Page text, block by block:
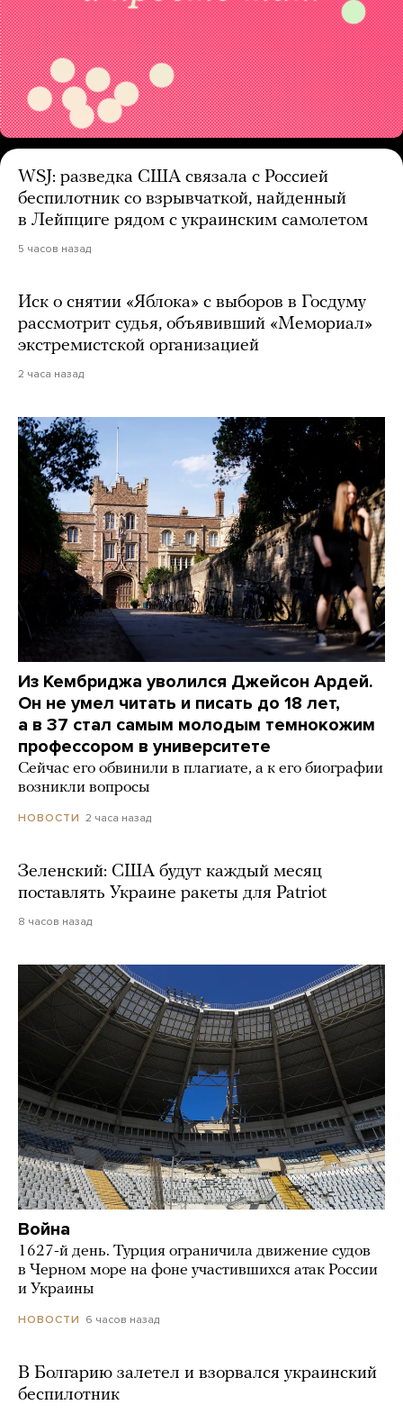
WSJ: разведка США связала с Россией
беспилотник со взрывчаткой, найденный
в Лейпциге рядом с украинским самолетом
5 часов назад
Иск о снятии «Яблока» с выборов в Госдуму
рассмотрит судья, объявивший «Мемориал»
экстремистской организацией
2 часа назад
Из Кембриджа уволился Джейсон Ардей.
Он не умел читать и писать до 18 лет,
а в 37 стал самым молодым темнокожим
профессором в университете
Сейчас его обвинили в плагиате, а к его биографии
возникли вопросы
НОВОСТИ 2 часа назад
Зеленский: США будут каждый месяц
поставлять Украине ракеты для Patriot
8 часов назад
Война
1627-й день. Турция ограничила движение судов
в Черном море на фоне участившихся атак России
и Украины
НОВОСТИ 6 часов назад
В Болгарию залетел и взорвался украинский
беспилотник